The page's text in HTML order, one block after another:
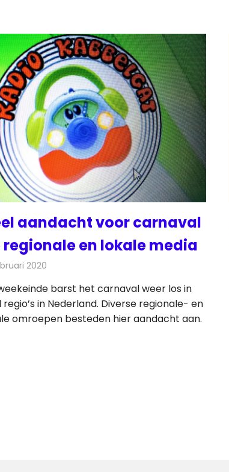
aandacht voor carnaval
regionale en lokale media
2020
barst het carnaval weer los in
regio’s in Nederland. Diverse regionale- en
omroepen besteden hier aandacht aan.